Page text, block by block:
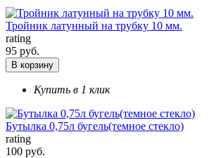
Тройник латунный на трубку 10 мм.
rating
95 руб.
В корзину
Купить в 1 клик
Бутылка 0,75л бугель(темное стекло)
rating
100 руб.